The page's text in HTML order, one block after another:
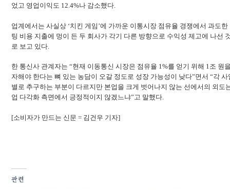
었고 영업이익도 12.4%나 감소했다.
업계에서는 사실상 ‘치킨 게임’에 가까운 이통시장 점유율 경쟁에서 과도한
팅 비용 지출에 멍이 든 두 회사가 각기 다른 방향으로 수익성 제고에 나선
로 보고 있다.
한 통신사 관계자는 “현재 이동통신 시장은 점유율 1%를 얻기 위해 1조 원
자해야 한다는 뼈 있는 농담이 오갈 정도로 성장 가능성이 낮다”면서 “각 사
별로 추구하는 부분이 다르지만 본업을 크게 벗어나지 않는 선에서의 외도
업 다각화 측면에서 긍정적이지 않겠느냐”고 말했다.
[소비자가 만드는 신문 = 김건우 기자]
관련